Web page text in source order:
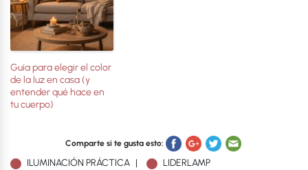
Guía para elegir el color
de la luz en casa (y
entender qué hace en
tu cuerpo)
Comparte si te gusta esto:
ILUMINACIÓN PRÁCTICA LIDERLAMP